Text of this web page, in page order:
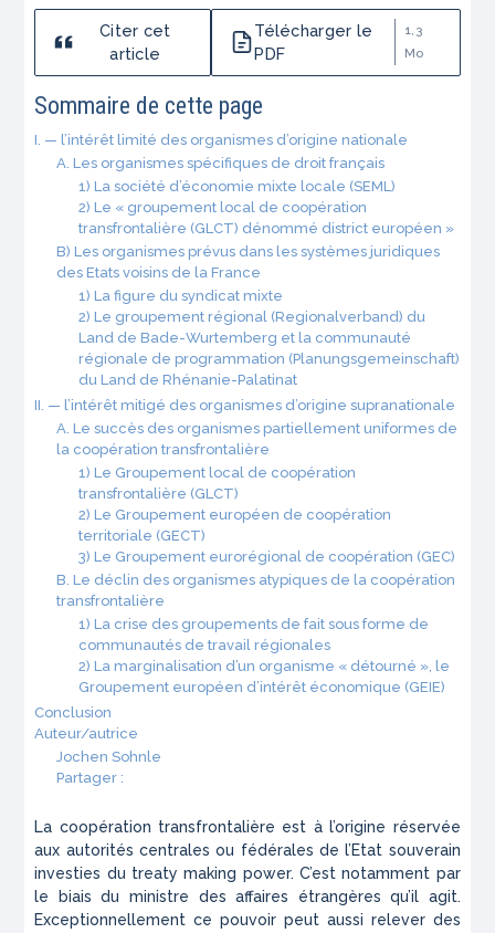
Citer cet
article
Télécharger le
PDF
1,3
Mo
Sommaire de cette page
I. — l’intérêt limité des organismes d’origine nationale
A. Les organismes spécifiques de droit français
1) La société d’économie mixte locale (SEML)
2) Le « groupement local de coopération
transfrontalière (GLCT) dénommé district européen »
B) Les organismes prévus dans les systèmes juridiques
des Etats voisins de la France
1) La figure du syndicat mixte
2) Le groupement régional (Regionalverband) du
Land de Bade-Wurtemberg et la communauté
régionale de programmation (Planungsgemeinschaft)
du Land de Rhénanie-Palatinat
II. — l’intérêt mitigé des organismes d’origine supranationale
A. Le succès des organismes partiellement uniformes de
la coopération transfrontalière
1) Le Groupement local de coopération
transfrontalière (GLCT)
2) Le Groupement européen de coopération
territoriale (GECT)
3) Le Groupement eurorégional de coopération (GEC)
B. Le déclin des organismes atypiques de la coopération
transfrontalière
1) La crise des groupements de fait sous forme de
communautés de travail régionales
2) La marginalisation d’un organisme « détourné », le
Groupement européen d’intérêt économique (GEIE)
Conclusion
Auteur/autrice
Jochen Sohnle
Partager :
La coopération transfrontalière est à l’origine réservée
aux autorités centrales ou fédérales de l’Etat souverain
investies du treaty making power. C’est notamment par
le biais du ministre des affaires étrangères qu’il agit.
Exceptionnellement ce pouvoir peut aussi relever des